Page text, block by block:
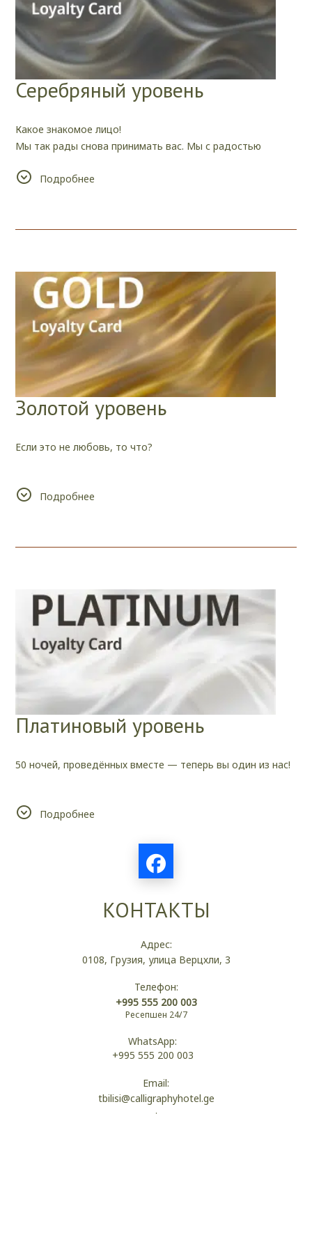
Серебряный уровень
Какое знакомое лицо!
Мы так рады снова принимать вас. Мы с радостью
которые только способны.
дарим вам приятный бонус — скидку 15% на
Подробнее
Золотой уровень
Если это не любовь, то что?
ночей.Подробнее
Платиновый уровень
50 ночей, проведённых вместе — теперь вы один из нас!
бронирования с этого момента.
Подробнее
КОНТАКТЫ
Адрес:
0108, Грузия, улица Верцхли, 3
Телефон:
+995 555 200 003
Ресепшен 24/7
WhatsApp:
+995 555 200 003
Email:
tbilisi@calligraphyhotel.ge
.